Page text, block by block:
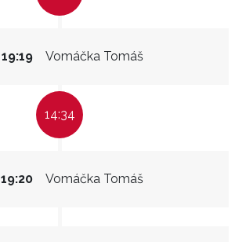
Vomáčka Tomáš
19:19
14:34
Vomáčka Tomáš
19:20